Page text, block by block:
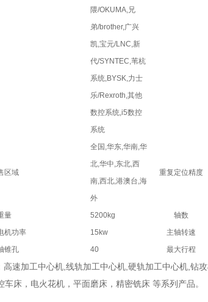
隈/OKUMA,兄
弟/brother,广兴
凯,宝元/LNC,新
代/SYNTEC,苇杭
系统,BYSK,力士
乐/Rexroth,其他
数控系统,i5数控
系统
区域
全国,华东,华南,华
北,华中,东北,西
南,西北,港澳台,海
外
重复定位精度
量 5200kg 轴数
机功率
15kw 主轴转速
锥孔
40 最大行程
速加工中心机,线轨加工中心机,硬轨加工中心机,钻
车床，电火花机，平面磨床，精密铣床 等系列产品。